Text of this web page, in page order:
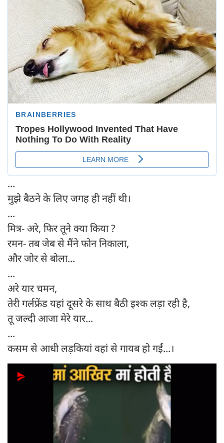
...
मुझे बैठने के लिए जगह ही नहीं थी।
...
मित्र- अरे, फिर तूने क्या किया ?
रमन- तब जेब से मैंने फोन निकाला,
और जोर से बोला...
...
अरे यार चमन,
तेरी गर्लफ्रेंड यहां दूसरे के साथ बैठी इश्क लड़ा रही है,
तू जल्दी आजा मेरे यार...
...
कसम से आधी लड़कियां वहां से गायब हो गईं...।